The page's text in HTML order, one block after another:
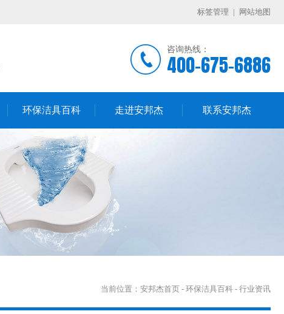
标签管理 | 网站地图
咨询热线：
400-675-6886
环保洁具百科 走进安邦杰 联系安邦杰
当前位置： 安邦杰首页 - 环保洁具百科 - 行业资讯